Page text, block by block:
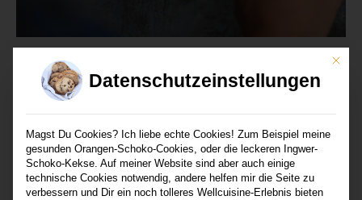
ARTISCHOCKENDIPP
Auf Mallorca ist zur Zeit Artischocken-Saison und man
bekommt sie auf jedem Markt quasi …
MEHR LESEN
Mit
Datenschutzeinstellungen
Magst Du Cookies? Ich liebe echte Cookies! Zum Beispiel meine
gesunden Orangen-Schoko-Cookies, oder die leckeren Ingwer-
Schoko-Kekse. Auf meiner Website sind aber auch einige
technische Cookies notwendig, andere helfen mir die Seite zu
verbessern und Dir ein noch tolleres Wellcuisine-Erlebnis bieten